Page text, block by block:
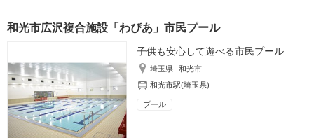
和光市広沢複合施設「わぴあ」市民プール
子供も安心して遊べる市民プール
埼玉県
和光市
和光市駅(埼玉県)
プール